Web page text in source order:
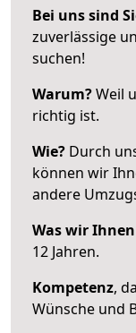
Bei uns sind
zuverlässige
suchen!
Warum?Weil
richtig ist.
Wie? Durch
können wir
andere
Was wir
12 Jahren.
Kompetenz,
Wünsche und